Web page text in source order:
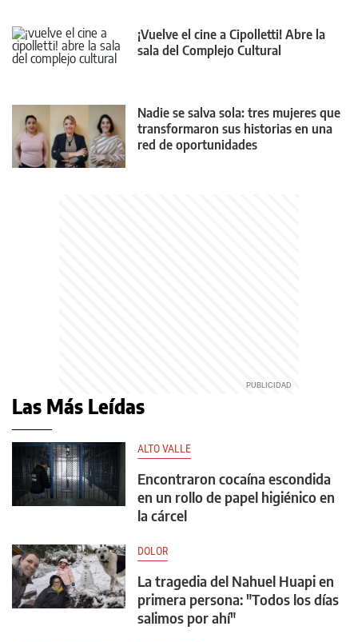
¡Vuelve el cine a Cipolletti! Abre la
sala del Complejo Cultural
Nadie se salva sola: tres mujeres que
transformaron sus historias en una
red de oportunidades
Las Más Leídas
ALTO VALLE
Encontraron cocaína escondida
en un rollo de papel higiénico en
la cárcel
DOLOR
La tragedia del Nahuel Huapi en
primera persona: "Todos los días
salimos por ahí"